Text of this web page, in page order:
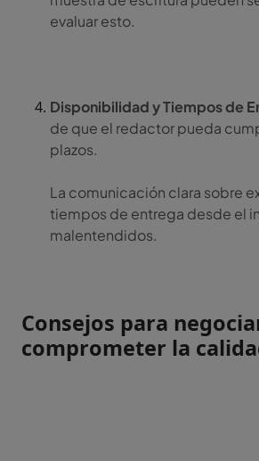
evaluar esto.
Disponibilidad y Tiempos de
de que el redactor pueda
plazos.
La comunicación clara sobre
tiempos de entrega desde el
malentendidos.
Consejos para
comprometer la